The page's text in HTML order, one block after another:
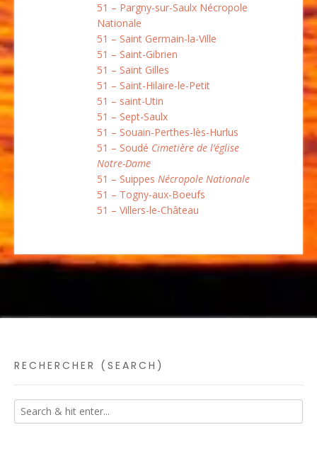
51 – Pargny-sur-Saulx Nécropole
Nationale
51 – Saint Germain-la-Ville
51 – Saint-Gibrien
51 – Saint Gilles
51 – Saint-Hilaire-le-Petit
51 – saint-Utin
51 – Sept-Saulx
51 – Souain-Perthes-lès-Hurlus
51 – Soudé Cimetière de l’église
Notre-Dame
51 – Suippes Nécropole Nationale
51 – Togny-aux-Boeufs
51 – Villers-le-Château
RECHERCHER (SEARCH)